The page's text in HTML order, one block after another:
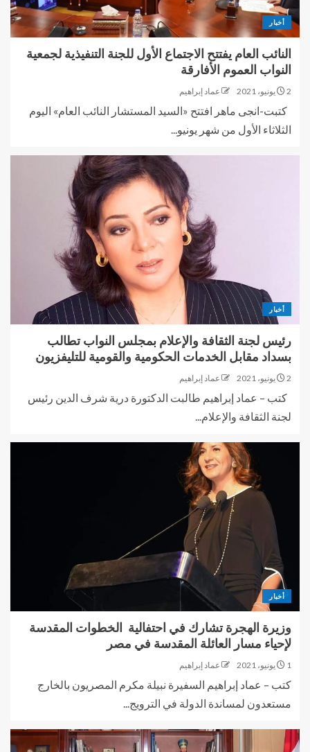
أخبار
النائب العام يفتتح الاجتماع الأول للجنة التنفيذية لجمعية
النواب العموم الأفارقة
2 يونيو، 2021 عماد إبراهيم
كتبت-انجى ماهر افتتح «السيد المستشار النائب العام» اليوم
الثلاثاء الأول من شهر يونيو...
أخبار
رئيس لجنة الثقافة والإعلام بمجلس النواب تطالب
بسداد مقابل الخدمات الحكومية والقومية للتليفزيون
2 يونيو، 2021 عماد إبراهيم
كتب – عماد إبراهيم طالبت الدكتورة درية شرف الدين رئيس
لجنة الثقافة والإعلام...
أخبار
وزيرة الهجرة تشارك في احتفالية الخطوات المقدسة
لإحياء مسار العائلة المقدسة في مصر
1 يونيو، 2021 عماد إبراهيم
كتب – عماد إبراهيم السفيرة نبيلة مكرم المصريون بالخارج
مستعدون لمساندة الدولة في الترويج...